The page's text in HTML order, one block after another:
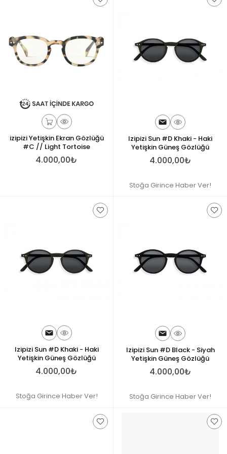
izipizi Yetişkin Ekran Gözlüğü
#C // Light Tortoise
4.000,00₺
Izipizi Sun #D Khaki - Haki
Yetişkin Güneş Gözlüğü
4.000,00₺
Stoğa Girince Haber Ver!
Izipizi Sun #D Khaki - Haki
Yetişkin Güneş Gözlüğü
4.000,00₺
Stoğa Girince Haber Ver!
Izipizi Sun #D Black - Siyah
Yetişkin Güneş Gözlüğü
4.000,00₺
Stoğa Girince Haber Ver!